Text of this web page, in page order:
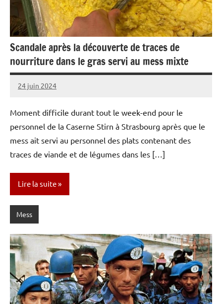
Scandale après la découverte de traces de
nourriture dans le gras servi au mess mixte
24 juin 2024
Caporal
Aucun
Moment difficile durant tout le week-end pour le
personnel de la Caserne Stirn à Strasbourg après que le
mess ait servi au personnel des plats contenant des
traces de viande et de légumes dans les […]
Lire la suite
Mess